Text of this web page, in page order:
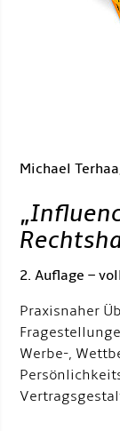
Michael
„
2. Auflage –
Praxisnaher
Werbe-,